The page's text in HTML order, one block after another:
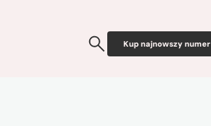
Kup najnowszy numer